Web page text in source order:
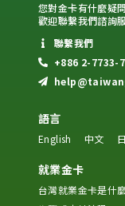
您對金卡有什麼疑
歡迎聯繫我們諮詢
聯繫我們
+886 2-7733-
語言
English 中文
就業金卡
台灣就業金卡是什